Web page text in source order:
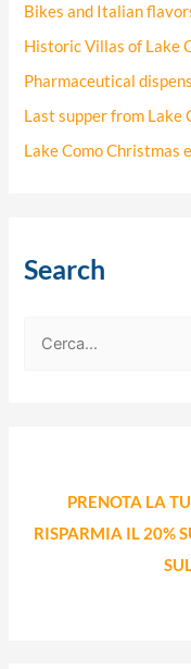
Bikes and Italian
Historic Villas of Lake
Pharmaceutical
Last supper from Lake
Lake Como Christmas
Search
PRENOTA LA
RISPARMIA IL 20%